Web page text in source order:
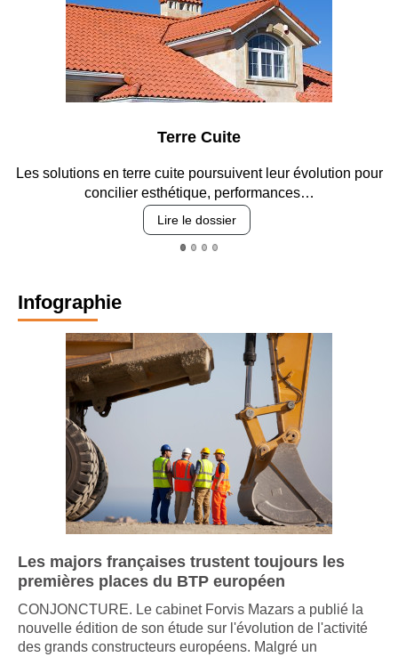
Terre Cuite
Les solutions en terre cuite poursuivent leur évolution pour
concilier esthétique, performances…
Lire le dossier
Infographie
Les majors françaises trustent toujours les
premières places du BTP européen
CONJONCTURE. Le cabinet Forvis Mazars a publié la
nouvelle édition de son étude sur l'évolution de l'activité
des grands constructeurs européens. Malgré un